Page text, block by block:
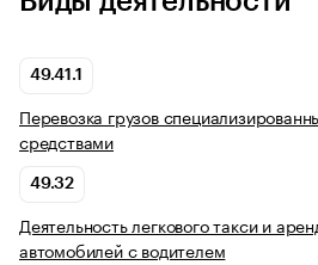
49.41.1
Перевозка грузов
средствами
49.32
Деятельность легкового такси и
автомобилей с водителем